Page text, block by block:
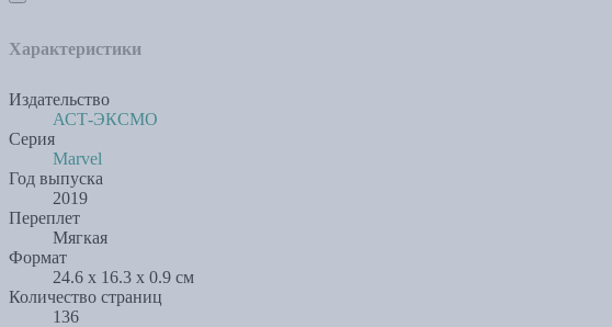
Характеристики
Издательство
АСТ-ЭКСМО
Серия
Marvel
Год выпуска
2019
Переплет
Мягкая
Формат
24.6 x 16.3 x 0.9 см
Количество страниц
136